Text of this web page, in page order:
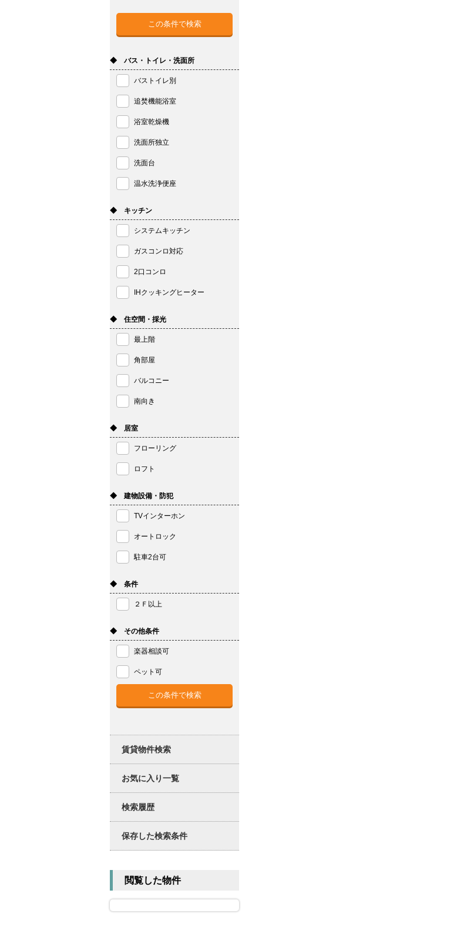
◆ バス・トイレ・洗面所
バストイレ別
追焚機能浴室
浴室乾燥機
洗面所独立
洗面台
温水洗浄便座
◆ キッチン
システムキッチン
ガスコンロ対応
2口コンロ
IHクッキングヒーター
◆ 住空間・採光
最上階
角部屋
バルコニー
南向き
◆ 居室
フローリング
ロフト
◆ 建物設備・防犯
TVインターホン
オートロック
駐車2台可
◆ 条件
２Ｆ以上
◆ その他条件
楽器相談可
ペット可
賃貸物件検索
お気に入り一覧
検索履歴
保存した検索条件
閲覧した物件